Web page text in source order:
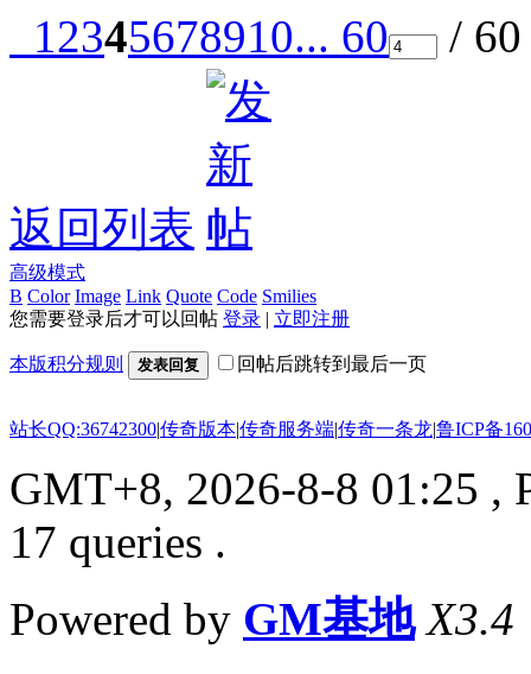
12345678910... 60 /
返回列表
高级模式
B Color Image Link Quote Code Smilies
您需要登录后才可以回帖 登录 | 立即注册
本版积分规则 发表回复 回帖后跳转到最后一页
站长QQ:36742300|传奇版本|传奇服务端|传奇一条龙|鲁ICP备
GMT+8, 2026-8-8 01:25 ,
17 queries .
Powered by GM基地 X3.4